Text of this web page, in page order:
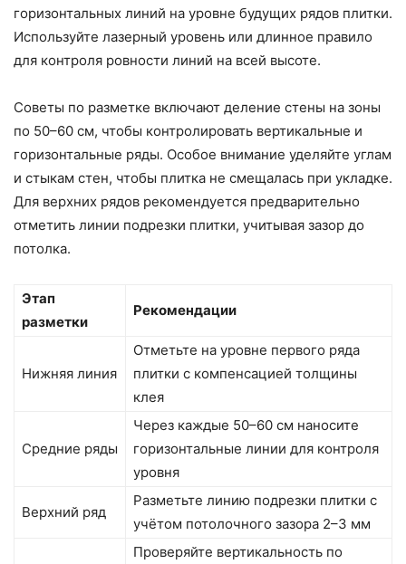
горизонтальных линий на уровне будущих рядов плитки.
Используйте лазерный уровень или длинное правило
для контроля ровности линий на всей высоте.
Советы по разметке включают деление стены на зоны
по 50–60 см, чтобы контролировать вертикальные и
горизонтальные ряды. Особое внимание уделяйте углам
и стыкам стен, чтобы плитка не смещалась при укладке.
Для верхних рядов рекомендуется предварительно
отметить линии подрезки плитки, учитывая зазор до
потолка.
Этап
разметки
Рекомендации
Нижняя линия
Отметьте на уровне первого ряда
плитки с компенсацией толщины
клея
Средние ряды
Через каждые 50–60 см наносите
горизонтальные линии для контроля
уровня
Верхний ряд
Разметьте линию подрезки плитки с
учётом потолочного зазора 2–3 мм
Проверяйте вертикальность по